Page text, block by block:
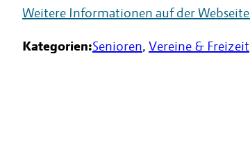
Weitere Informationen auf der Webseite
Kategorien:Senioren, Vereine & Freizeit